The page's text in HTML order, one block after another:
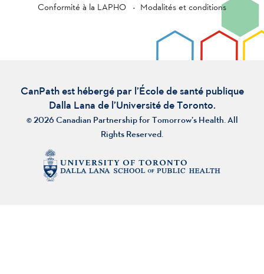
Conformité à la LAPHO Modalités et conditions
CanPath est hébergé par l’École de santé publique
Dalla Lana de l’Université de Toronto.
© 2026 Canadian Partnership for Tomorrow’s Health. All
Rights Reserved.